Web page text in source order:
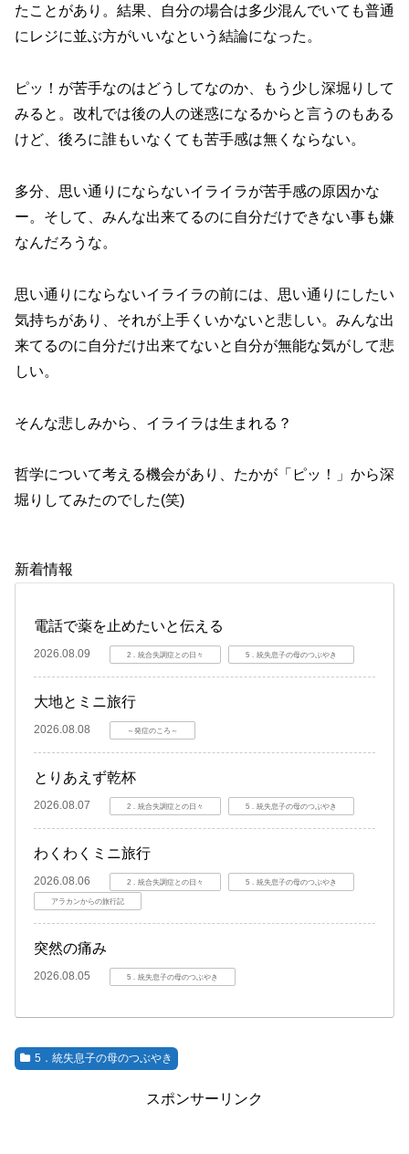
たことがあり。結果、自分の場合は多少混んでいても普通
にレジに並ぶ方がいいなという結論になった。
ピッ！が苦手なのはどうしてなのか、もう少し深堀りして
みると。改札では後の人の迷惑になるからと言うのもある
けど、後ろに誰もいなくても苦手感は無くならない。
多分、思い通りにならないイライラが苦手感の原因かな
ー。そして、みんな出来てるのに自分だけできない事も嫌
なんだろうな。
思い通りにならないイライラの前には、思い通りにしたい
気持ちがあり、それが上手くいかないと悲しい。みんな出
来てるのに自分だけ出来てないと自分が無能な気がして悲
しい。
そんな悲しみから、イライラは生まれる？
哲学について考える機会があり、たかが「ピッ！」から深
堀りしてみたのでした(笑)
新着情報
電話で薬を止めたいと伝える
2026.08.09 2．統合失調症との日々 5．統失息子の母のつぶやき
大地とミニ旅行
2026.08.08 ～発症のころ～
とりあえず乾杯
2026.08.07 2．統合失調症との日々 5．統失息子の母のつぶやき
わくわくミニ旅行
2026.08.06 2．統合失調症との日々 5．統失息子の母のつぶやき
アラカンからの旅行記
突然の痛み
2026.08.05 5．統失息子の母のつぶやき
5．統失息子の母のつぶやき
スポンサーリンク